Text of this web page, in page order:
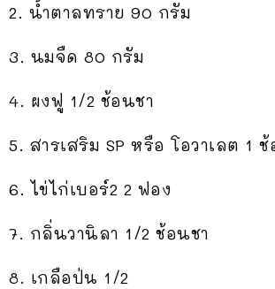
2. น้ำตาลทราย 90 กรัม
3. นมจืด 80 กรัม
4. ผงฟู 1/2 ช้อนชา
5. สารเสริม SP หรือ โอวาเลต 1
6. ไข่ไก่เบอร์2 2 ฟอง
7. กลิ่นวานิลา 1/2 ช้อนชา
8. เกลือป่น 1/2